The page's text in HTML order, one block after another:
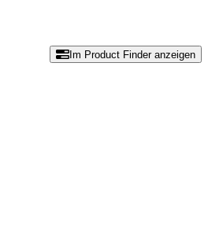
Im Product Finder anzeigen